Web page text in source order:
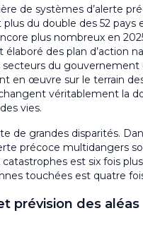
de systèmes d’alerte
du double des 52 pays
plus nombreux en
des plan d’action
secteurs du gouvernement
en œuvre sur le terrain
véritablement la
vies.
de grandes disparités.
précoce multidangers
est six fois
touchées est quatre
prévision des aléas